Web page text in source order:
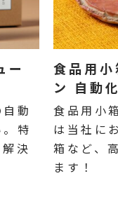
ー
動
特
決
食品用
ン 自動
食品用小
は当社に
箱など、
ます！